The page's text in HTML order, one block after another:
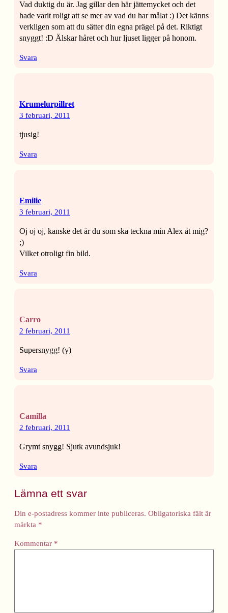
Vad duktig du är. Jag gillar den här jättemycket och det
hade varit roligt att se mer av vad du har målat :) Det känns
verkligen som att du sätter din egna prägel på det. Riktigt
snyggt! :D Älskar håret och hur ljuset ligger på honom.
Svara
Krumelurpillret
3 februari, 2011
tjusig!
Svara
Emilie
3 februari, 2011
Oj oj oj, kanske det är du som ska teckna min Alex åt mig?
;)
Vilket otroligt fin bild.
Svara
Carro
2 februari, 2011
Supersnygg! (y)
Svara
Camilla
2 februari, 2011
Grymt snygg! Sjutk avundsjuk!
Svara
Lämna ett svar
Din e-postadress kommer inte publiceras. Obligatoriska fält är
märkta *
Kommentar *